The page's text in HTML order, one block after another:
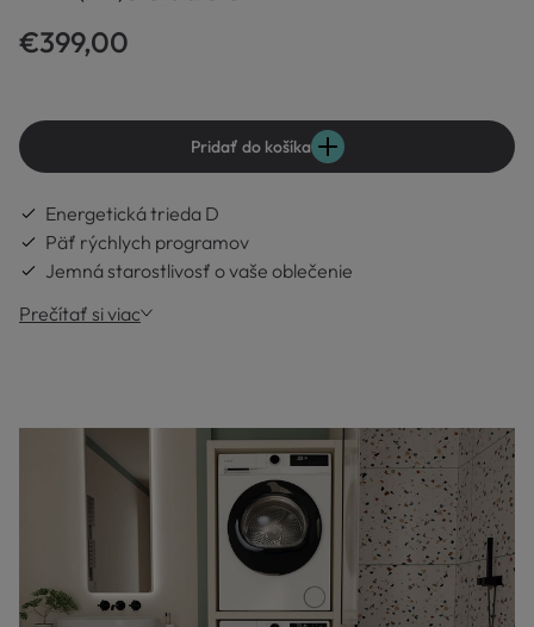
€399,00
Pridať do košíka
Energetická trieda D
Päť rýchlych programov
Jemná starostlivosť o vaše oblečenie
Prečítať si viac